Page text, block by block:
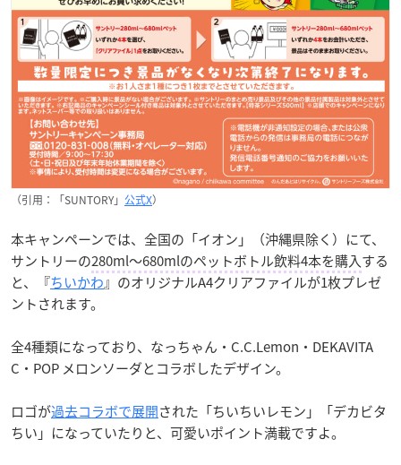
（引用：「SUNTORY」 公式X）
本キャンペーンでは、全国の「イオン」（沖縄県除く）にて、
サントリーの280ml～680mlのペットボトル飲料4本を購入する
と、『ちいかわ』のオリジナルA4クリアファイルが1枚プレゼ
ントされます。
全4種類になっており、なっちゃん・C.C.Lemon・DEKAVITA
C・POP メロンソーダとコラボしたデザイン。
ロゴが過去コラボで展開された「ちいちいレモン」「デカビタ
ちい」になっていたりと、可愛いポイント満載ですよ。